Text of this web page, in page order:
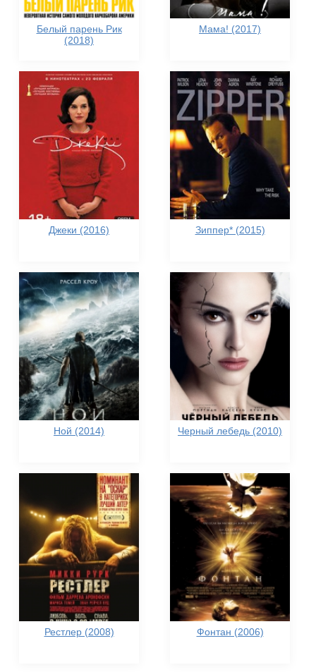
Белый парень Рик
(2018)
Мама! (2017)
Джеки (2016) Зиппер* (2015)
Ной (2014) Черный лебедь (2010)
Рестлер (2008) Фонтан (2006)